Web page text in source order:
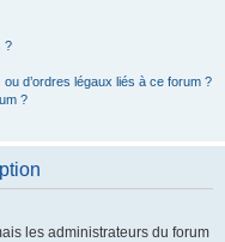
?
d’ordres légaux liés à ce forum ?
?
les administrateurs du forum